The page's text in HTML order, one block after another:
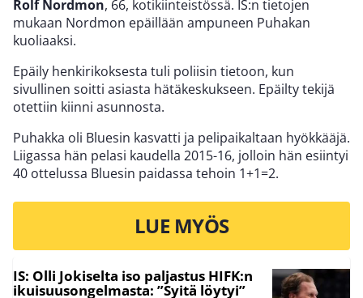
Rolf Nordmon, 66, kotikiinteistössä. IS:n tietojen
mukaan Nordmon epäillään ampuneen Puhakan
kuoliaaksi.
Epäily henkirikoksesta tuli poliisin tietoon, kun
sivullinen soitti asiasta hätäkeskukseen. Epäilty tekijä
otettiin kiinni asunnosta.
Puhakka oli Bluesin kasvatti ja pelipaikaltaan hyökkääjä.
Liigassa hän pelasi kaudella 2015-16, jolloin hän esiintyi
40 ottelussa Bluesin paidassa tehoin 1+1=2.
LUE MYÖS
IS: Olli Jokiselta iso paljastus HIFK:n
ikuisuusongelmasta: ”Syitä löytyi”